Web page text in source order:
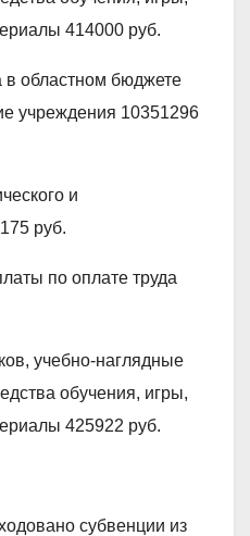
414000 руб.
в областном бюджете
учреждения 10351296
и
руб.
по оплате труда
учебно-наглядные
обучения, игры,
425922 руб.
субвенции из